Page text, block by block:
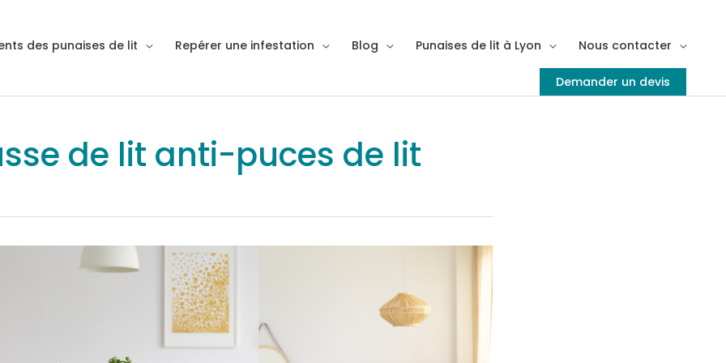
des punaises de lit Repérer une infestation Blog Punaises de lit à Lyon Nous contacter
Demander un devis
de lit anti-puces de lit